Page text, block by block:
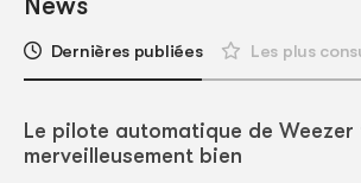
Dernières publiées Les plus
Le pilote automatique de
merveilleusement bien